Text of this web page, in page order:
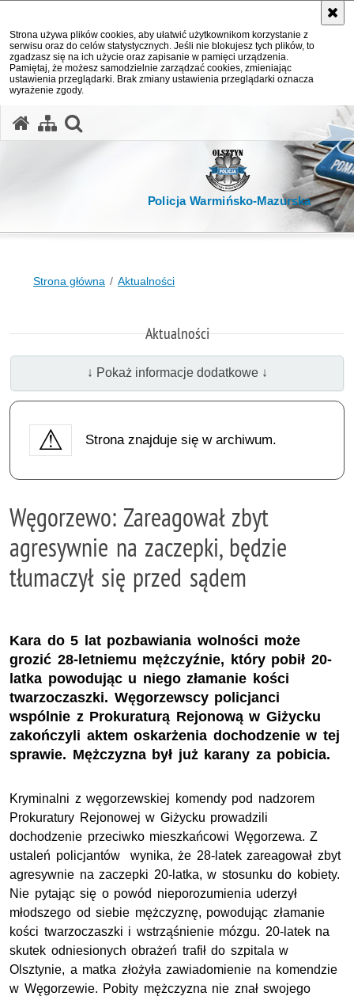
Strona używa plików cookies, aby ułatwić użytkownikom korzystanie z
serwisu oraz do celów statystycznych. Jeśli nie blokujesz tych plików, to
zgadzasz się na ich użycie oraz zapisanie w pamięci urządzenia.
Pamiętaj, że możesz samodzielnie zarządzać cookies, zmieniając
ustawienia przeglądarki. Brak zmiany ustawienia przeglądarki oznacza
wyrażenie zgody.
Policja Warmińsko-Mazurska
Strona główna Aktualności
Aktualności
↓ Pokaż informacje dodatkowe ↓
Strona znajduje się w archiwum.
Węgorzewo: Zareagował zbyt
agresywnie na zaczepki, będzie
tłumaczył się przed sądem
Kara do 5 lat pozbawiania wolności może
grozić 28-letniemu mężczyźnie, który pobił 20-
latka powodując u niego złamanie kości
twarzoczaszki. Węgorzewscy policjanci
wspólnie z Prokuraturą Rejonową w Giżycku
zakończyli aktem oskarżenia dochodzenie w tej
sprawie. Mężczyzna był już karany za pobicia.
Kryminalni z węgorzewskiej komendy pod nadzorem
Prokuratury Rejonowej w Giżycku prowadzili
dochodzenie przeciwko mieszkańcowi Węgorzewa. Z
ustaleń policjantów wynika, że 28-latek zareagował zbyt
agresywnie na zaczepki 20-latka, w stosunku do kobiety.
Nie pytając się o powód nieporozumienia uderzył
młodszego od siebie mężczyznę, powodując złamanie
kości twarzoczaszki i wstrząśnienie mózgu. 20-latek na
skutek odniesionych obrażeń trafił do szpitala w
Olsztynie, a matka złożyła zawiadomienie na komendzie
w Węgorzewie. Pobity mężczyzna nie znał swojego